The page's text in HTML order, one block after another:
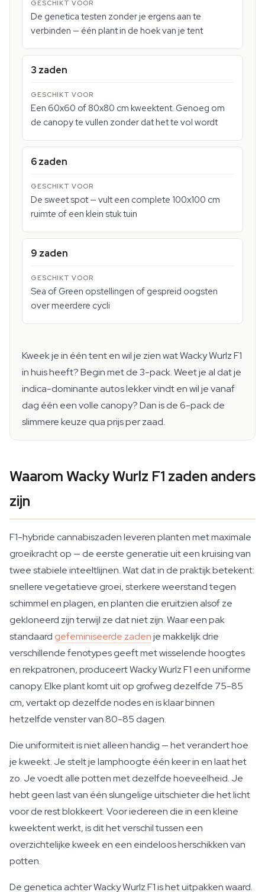
De genetica testen zonder je ergens aan te
verbinden — één plant in de hoek van je tent
3 zaden
Een 60x60 of 80x80 cm kweektent. Genoeg om
de canopy te vullen zonder dat het te vol wordt
6 zaden
De sweet spot — vult een complete 100x100 cm
ruimte of een klein stuk tuin
9 zaden
Sea of Green opstellingen of gespreid oogsten
over meerdere cycli
Kweek je in één tent en wil je zien wat Wacky Wurlz F1
in huis heeft? Begin met de 3-pack. Weet je al dat je
indica-dominante autos lekker vindt en wil je vanaf
dag één een volle canopy? Dan is de 6-pack de
slimmere keuze qua prijs per zaad.
Waarom Wacky Wurlz F1 zaden anders
zijn
F1-hybride cannabiszaden leveren planten met maximale
groeikracht op — de eerste generatie uit een kruising van
twee stabiele inteeltlijnen. Wat dat in de praktijk betekent:
snellere vegetatieve groei, sterkere weerstand tegen
schimmel en plagen, en planten die eruitzien alsof ze
gekloneerd zijn terwijl ze dat niet zijn. Waar een pak
standaard gefeminiseerde zadenje makkelijk drie
verschillende fenotypes geeft met wisselende hoogtes
en rekpatronen, produceert Wacky Wurlz F1 een uniforme
canopy. Elke plant komt uit op grofweg dezelfde 75-85
cm, vertakt op dezelfde nodes en is klaar binnen
hetzelfde venster van 80-85 dagen.
Die uniformiteit is niet alleen handig — het verandert hoe
je kweekt. Je stelt je lamphoogte één keer in en laat het
zo. Je voedt alle potten met dezelfde hoeveelheid. Je
hebt geen last van één slungelige uitschieter die het licht
voor de rest blokkeert. Voor iedereen die in een kleine
kweektent werkt, is dit het verschil tussen een
overzichtelijke kweek en een eindeloos herschikken van
potten.
De genetica achter Wacky Wurlz F1 is het uitpakken waard.